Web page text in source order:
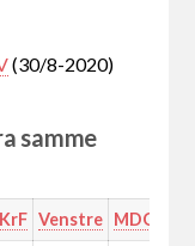
(30/8-2020)
samme
KrF Venstre MDG